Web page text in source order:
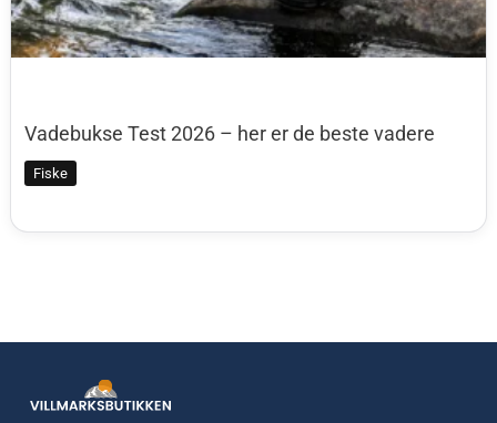
Vadebukse Test 2026 – her er de beste vadere
Fiske